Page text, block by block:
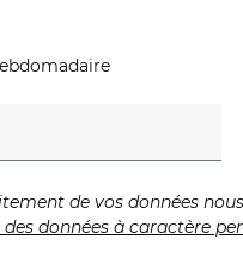
obligatoire)
de vos données
données à caractère